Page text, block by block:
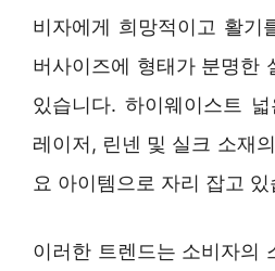
비자에게 희망적이고 활기
버사이즈에 형태가 분명한
있습니다. 하이웨이스트
레이저, 린넨 및 실크 소재
요 아이템으로 자리 잡고 있
이러한 트렌드는 소비자의